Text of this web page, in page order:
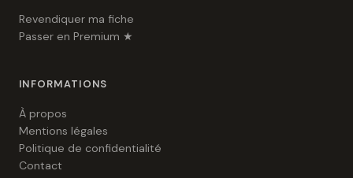
Revendiquer ma fiche
Passer en Premium ★
INFORMATIONS
À propos
Mentions légales
Politique de confidentialité
Contact